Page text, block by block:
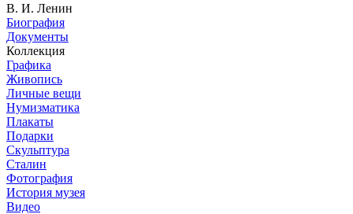
В. И. Ленин
Биография
Документы
Коллекция
Графика
Живопись
Личные вещи
Нумизматика
Плакаты
Подарки
Скульптура
Сталин
Фотография
История музея
Видео